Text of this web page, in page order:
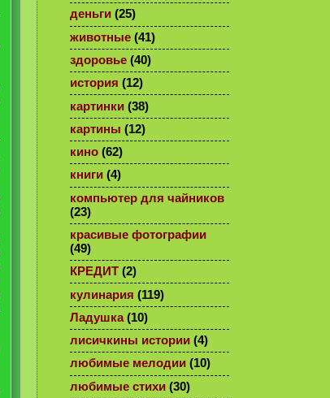
деньги (25)
животные (41)
здоровье (40)
история (12)
картинки (38)
картины (12)
кино (62)
книги (4)
компьютер для чайников
(23)
красивые фотографии
(49)
КРЕДИТ (2)
кулинария (119)
Ладушка (10)
лисичкины истории (4)
любимые мелодии (10)
любимые стихи (30)